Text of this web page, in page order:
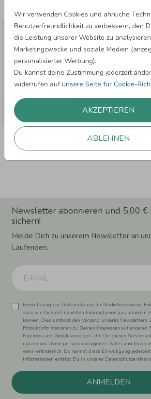
Wir verwenden Cookies und ähnliche
Benutzerfreundlichkeit zu verbessern, den
die Leistung unserer Website zu
Marketingzwecke und soziale Medien
personalisierter Werbung).
Du kannst deine Zustimmung jederzeit
widerrufen aufunsere Seite für Cookie-
AKZEPTIEREN
ABLEHNEN
BROTDOSE EINSCHULUNG: KLEINES
Newsletter abonnieren und 5,00 €
sichern!
Melde Dich zu unserem Newsletter an
Laufenden.
Einwilligung zur Datennutzung für Marketingzwecke:
dass wir Dich mit neuesten Informationen aus unserem
können. Dies umfasst den Versand unseres
Produktinformationen zu Deinen Interessen auf anderen
Facebook und Google anzeigen. Um Dir diesen Service
nutzen wir Deine personenbezogenen Daten und teilen
wenn erforderlich. Du kannst diese Einwilligung
Informationen erhätst Du in unserer
ANMELDEN